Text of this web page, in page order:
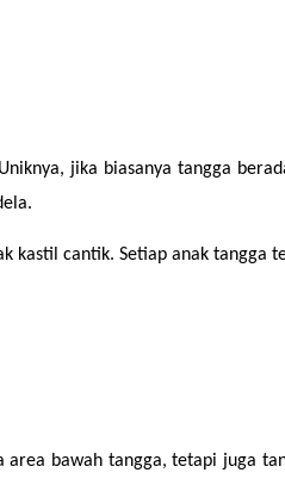
jika biasanya tangga
cantik. Setiap anak tangga
bawah tangga, tetapi juga